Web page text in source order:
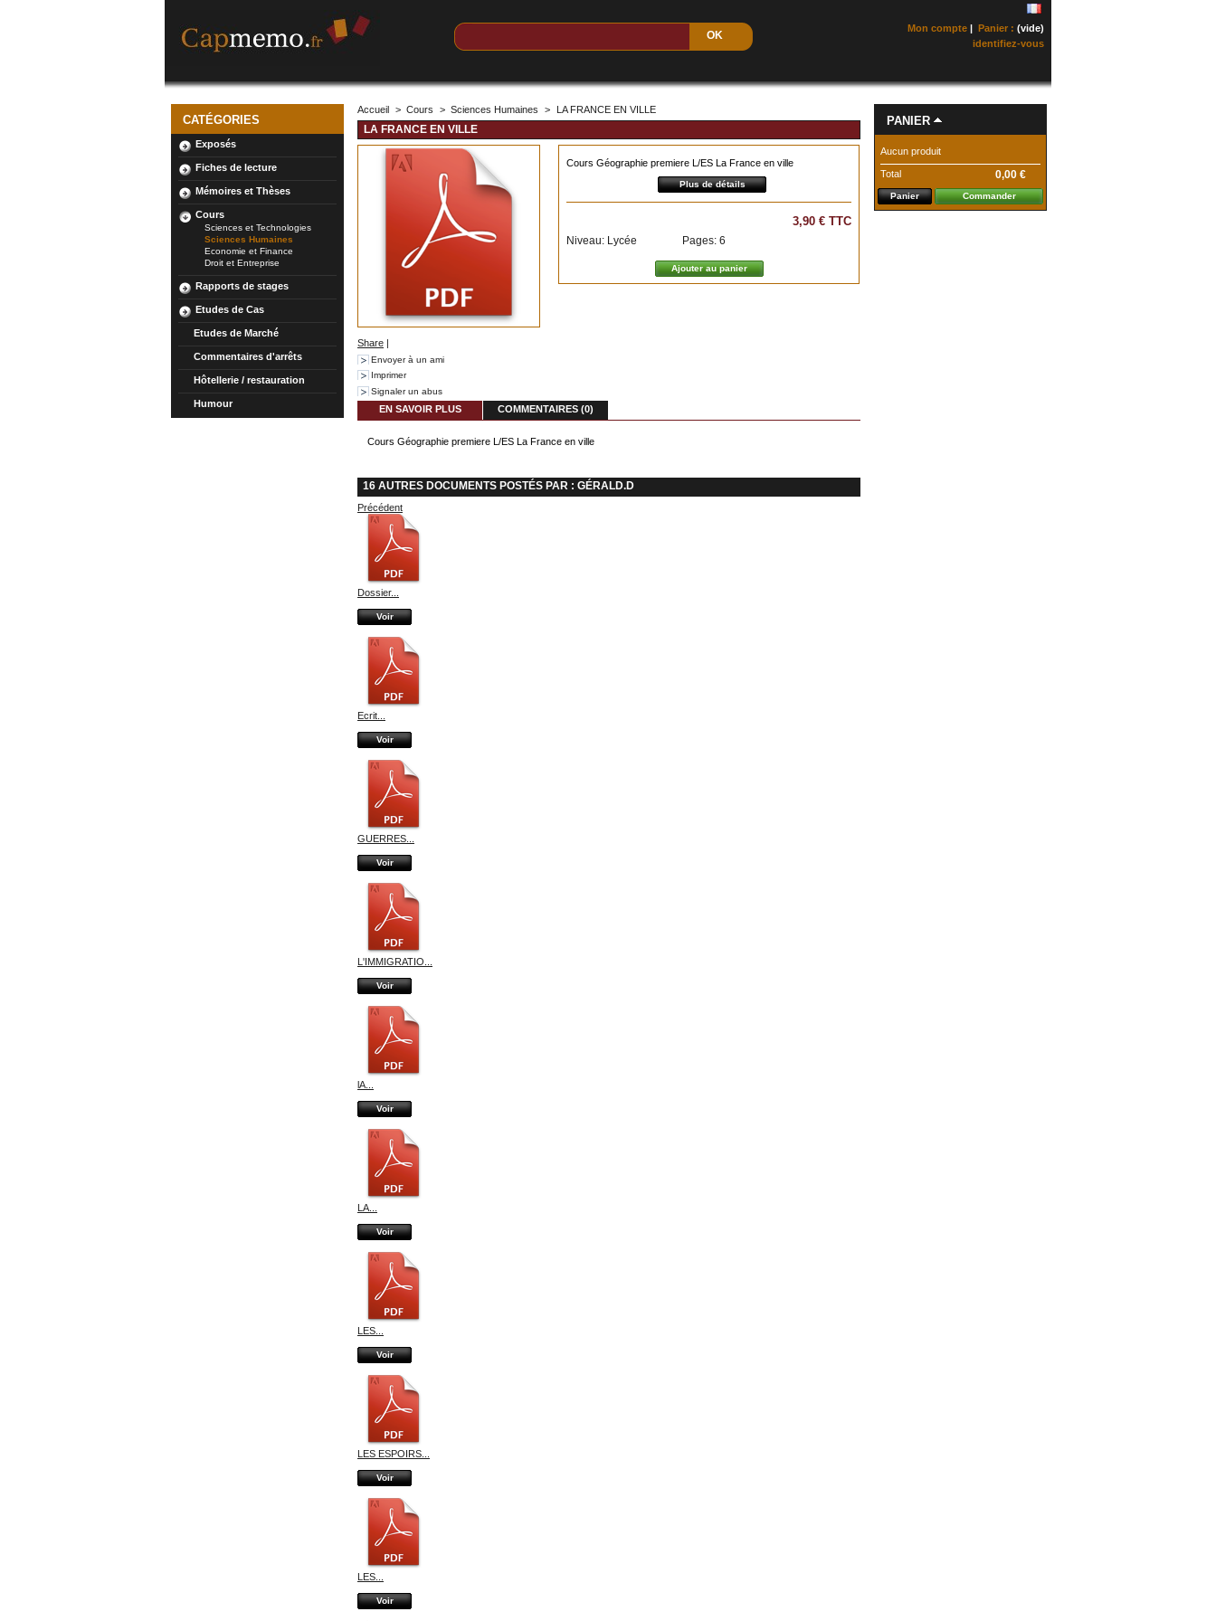
Mon compte | Panier : (vide)
identifiez-vous
CATÉGORIES
Exposés
Fiches de lecture
Mémoires et Thèses
Cours
Sciences et Technologies
Sciences Humaines
Economie et Finance
Droit et Entreprise
Rapports de stages
Etudes de Cas
Etudes de Marché
Commentaires d'arrêts
Hôtellerie / restauration
Humour
Accueil > Cours > Sciences Humaines > LA FRANCE EN VILLE
LA FRANCE EN VILLE
Share |
Envoyer à un ami
Imprimer
Signaler un abus
Cours Géographie premiere L/ES La France en ville
Plus de détails
3,90 € TTC
Niveau: Lycée
Pages: 6
EN SAVOIR PLUS COMMENTAIRES (0)
Cours Géographie premiere L/ES La France en ville
16 AUTRES DOCUMENTS POSTÉS PAR : GÉRALD.D
Précédent
Dossier...
Voir
Ecrit...
Voir
GUERRES...
Voir
L'IMMIGRATIO...
Voir
lA...
Voir
LA...
Voir
LES...
Voir
LES ESPOIRS...
Voir
LES...
Voir
PANIER
Aucun produit
Total 0,00 €
Panier Commander